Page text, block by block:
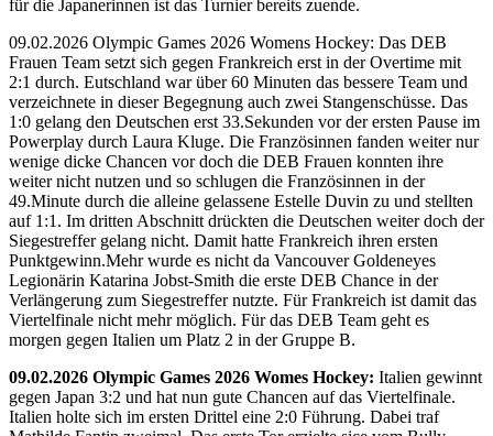
für die Japanerinnen ist das Turnier bereits zuende.
09.02.2026 Olympic Games 2026 Womens Hockey: Das DEB
Frauen Team setzt sich gegen Frankreich erst in der Overtime mit
2:1 durch. Eutschland war über 60 Minuten das bessere Team und
verzeichnete in dieser Begegnung auch zwei Stangenschüsse. Das
1:0 gelang den Deutschen erst 33.Sekunden vor der ersten Pause im
Powerplay durch Laura Kluge. Die Französinnen fanden weiter nur
wenige dicke Chancen vor doch die DEB Frauen konnten ihre
weiter nicht nutzen und so schlugen die Französinnen in der
49.Minute durch die alleine gelassene Estelle Duvin zu und stellten
auf 1:1. Im dritten Abschnitt drückten die Deutschen weiter doch der
Siegestreffer gelang nicht. Damit hatte Frankreich ihren ersten
Punktgewinn.Mehr wurde es nicht da Vancouver Goldeneyes
Legionärin Katarina Jobst-Smith die erste DEB Chance in der
Verlängerung zum Siegestreffer nutzte. Für Frankreich ist damit das
Viertelfinale nicht mehr möglich. Für das DEB Team geht es
morgen gegen Italien um Platz 2 in der Gruppe B.
09.02.2026 Olympic Games 2026 Womes Hockey: Italien gewinnt
gegen Japan 3:2 und hat nun gute Chancen auf das Viertelfinale.
Italien holte sich im ersten Drittel eine 2:0 Führung. Dabei traf